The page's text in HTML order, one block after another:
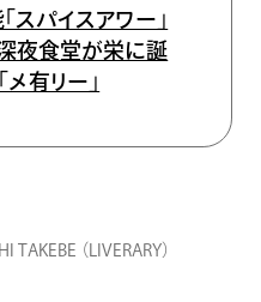
スパイスアワー」
夜食堂が栄に誕
メ有リー」
（LIVERARY）